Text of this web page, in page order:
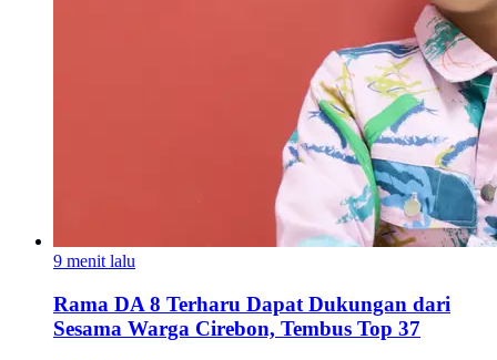
9 menit lalu
Rama DA 8 Terharu Dapat Dukungan dari
Sesama Warga Cirebon, Tembus Top 37